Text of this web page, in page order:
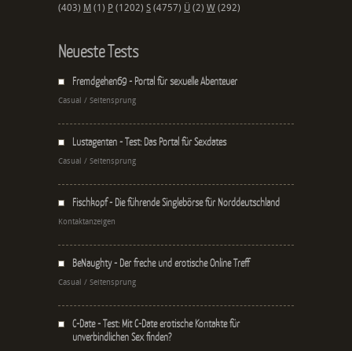
(403) M (1) P (1202) S (4757) Ü (2) W (292)
Neueste Tests
Fremdgehen69 - Portal für sexuelle Abenteuer
Casual / Seitensprung
Lustagenten - Test: Das Portal für Sexdates
Casual / Seitensprung
Fischkopf - Die führende Singlebörse für Norddeutschland
Kontaktanzeigen
BeNaughty - Der freche und erotische Online Treff
Casual / Seitensprung
C-Date - Test: Mit C-Date erotische Kontakte für
unverbindlichen Sex finden?